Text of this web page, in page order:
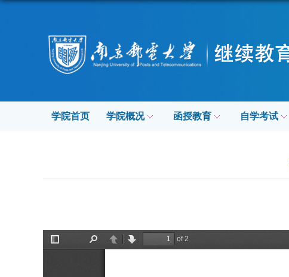
学院首页 学院概况 函授教育 自学考试